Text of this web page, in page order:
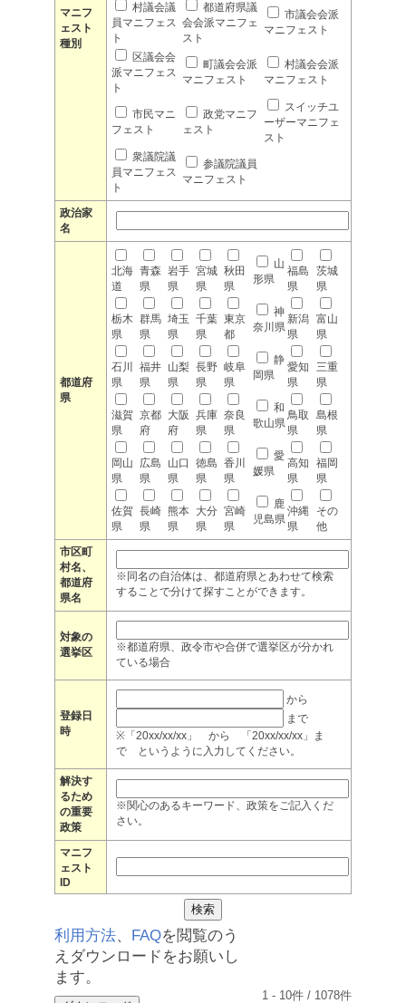
マニフ
ェスト
種別
村議会議
員マニフェス
ト
都道府県議
会会派マニフェ
スト
市議会会派
マニフェスト
区議会会
派マニフェス
ト
町議会会派
マニフェスト
村議会会派
マニフェスト
市民マニ
フェスト
政党マニフ
ェスト
スイッチユ
ーザーマニフェ
スト
衆議院議
員マニフェス
ト
参議院議員
マニフェスト
政治家
名
都道府
県
北海
道
青森
県
岩手
県
宮城
県
秋田
県
山
形県
福島
県
茨城
県
栃木
県
群馬
県
埼玉
県
千葉
県
東京
都
神
奈川県
新潟
県
富山
県
石川
県
福井
県
山梨
県
長野
県
岐阜
県
静
岡県
愛知
県
三重
県
滋賀
県
京都
府
大阪
府
兵庫
県
奈良
県
和
歌山県
鳥取
県
島根
県
岡山
県
広島
県
山口
県
徳島
県
香川
県
愛
媛県
高知
県
福岡
県
佐賀
県
長崎
県
熊本
県
大分
県
宮崎
県
鹿
児島県
沖縄
県
その
他
市区町
村名、
都道府
県名
※同名の自治体は、都道府県とあわせて検索
することで分けて探すことができます。
対象の
選挙区
※都道府県、政令市や合併で選挙区が分かれ
ている場合
登録日
時
から
まで
※「20xx/xx/xx」 から 「20xx/xx/xx」ま
で というように入力してください。
解決す
るため
の重要
政策
※関心のあるキーワード、政策をご記入くだ
さい。
マニフ
ェスト
ID
利用方法、 FAQを閲覧のう
えダウンロードをお願いし
ます。
1 - 10件 / 1078件